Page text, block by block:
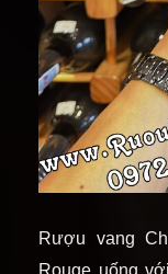
Rượu vang
Rouge uống